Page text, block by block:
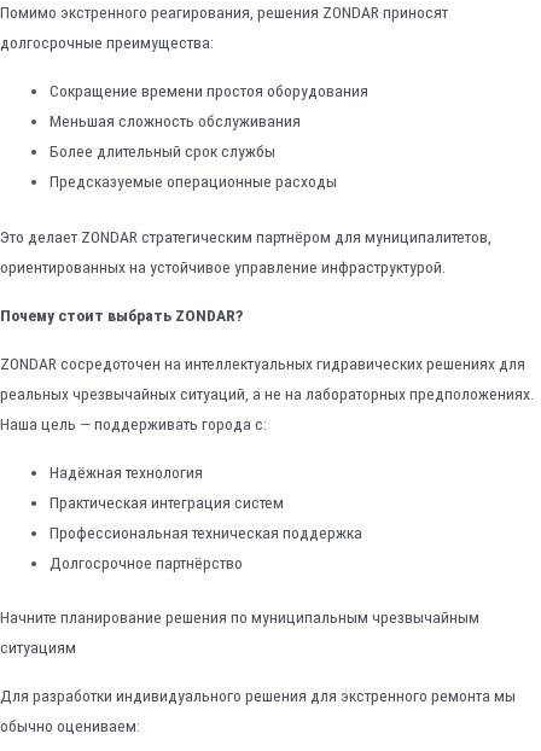
Помимо экстренного реагирования, решения ZONDAR приносят
долгосрочные преимущества:
Сокращение времени простоя оборудования
Меньшая сложность обслуживания
Более длительный срок службы
Предсказуемые операционные расходы
Это делает ZONDAR стратегическим партнёром для муниципалитетов,
ориентированных на устойчивое управление инфраструктурой.
Почему стоит выбрать ZONDAR?
ZONDAR сосредоточен на интеллектуальных гидравических решениях для
реальных чрезвычайных ситуаций, а не на лабораторных предположениях.
Наша цель — поддерживать города с:
Надёжная технология
Практическая интеграция систем
Профессиональная техническая поддержка
Долгосрочное партнёрство
Начните планирование решения по муниципальным чрезвычайным
ситуациям
Для разработки индивидуального решения для экстренного ремонта мы
обычно оцениваем: